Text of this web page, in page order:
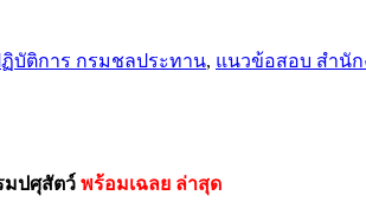
บัติการ กรมชลประทาน, แนวข้อสอบ สำนัก
มปศุสัตว์ พร้อมเฉลย ล่าสุด